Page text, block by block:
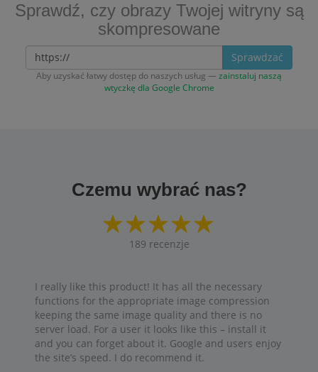
Sprawdź, czy obrazy Twojej witryny są
skompresowane
Sprawdzać
Aby uzyskać łatwy dostęp do naszych usług —zainstaluj naszą
wtyczkę dla Google Chrome
Czemu wybrać nas?
189 recenzje
I really like this product! It has all the necessary
functions for the appropriate image compression
keeping the same image quality and there is no
server load. For a user it looks like this – install it
and you can forget about it. Google and users enjoy
the site’s speed. I do recommend it.